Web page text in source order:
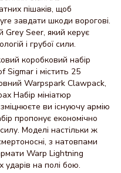
пішаків, щоб
завдати шкоди ворогові.
Grey Seer, який керує
і грубої сили.
коробковий набір
і містить 25
Warpspark Clawpack,
Набір мініатюр
ви існуючу армію
пропонує економічно
Моделі настільки ж
з натовпами
Warp Lightning
ударів на полі бою.